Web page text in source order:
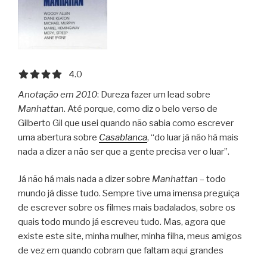
4.0 out of 5.0 stars
4.0
Anotação em 2010: Dureza fazer um lead sobre
Manhattan. Até porque, como diz o belo verso de
Gilberto Gil que usei quando não sabia como escrever
uma abertura sobre Casablanca, “do luar já não há mais
nada a dizer a não ser que a gente precisa ver o luar”.
Já não há mais nada a dizer sobre Manhattan – todo
mundo já disse tudo. Sempre tive uma imensa preguiça
de escrever sobre os filmes mais badalados, sobre os
quais todo mundo já escreveu tudo. Mas, agora que
existe este site, minha mulher, minha filha, meus amigos
de vez em quando cobram que faltam aqui grandes